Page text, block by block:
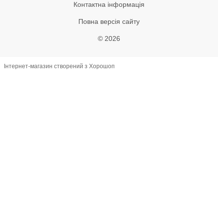
Контактна інформація
Повна версія сайту
© 2026
Інтернет-магазин створений з Хорошоп